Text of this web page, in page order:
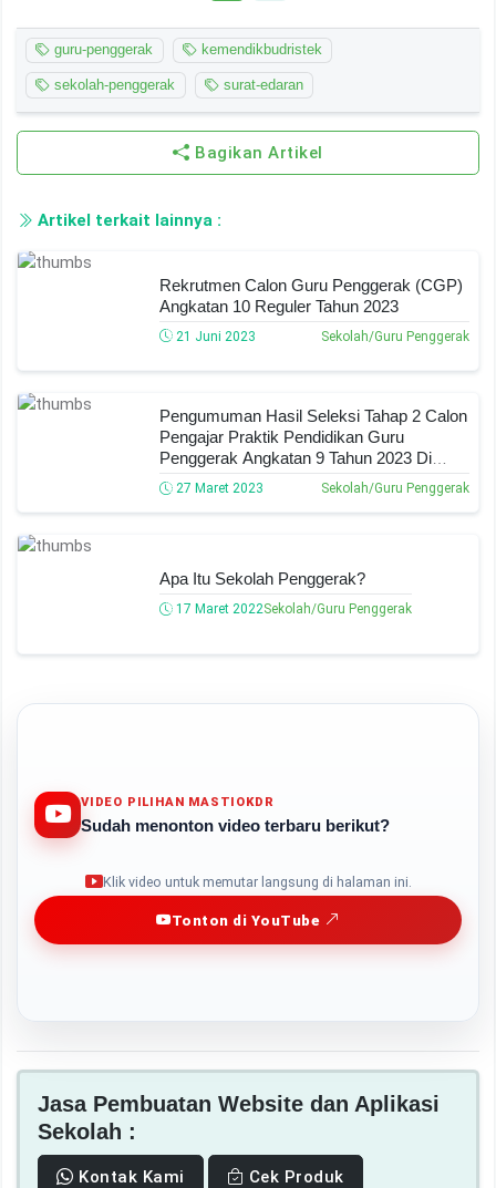
guru-penggerak kemendikbudristek
sekolah-penggerak surat-edaran
Bagikan Artikel
Artikel terkait lainnya :
Rekrutmen Calon Guru Penggerak (CGP)
Angkatan 10 Reguler Tahun 2023
21 Juni 2023 Sekolah/Guru Penggerak
Pengumuman Hasil Seleksi Tahap 2 Calon
Pengajar Praktik Pendidikan Guru
Penggerak Angkatan 9 Tahun 2023 Di
Seluruh Indonesia
27 Maret 2023 Sekolah/Guru Penggerak
Apa Itu Sekolah Penggerak?
17 Maret 2022Sekolah/Guru Penggerak
VIDEO PILIHAN MASTIOKDR
Sudah menonton video terbaru berikut?
Klik video untuk memutar langsung di halaman ini.
Tonton di YouTube
Jasa Pembuatan Website dan Aplikasi
Sekolah :
Kontak Kami Cek Produk